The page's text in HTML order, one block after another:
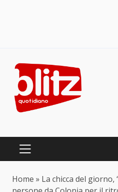
content
PRIMARY
Home » La chicca del giorno,